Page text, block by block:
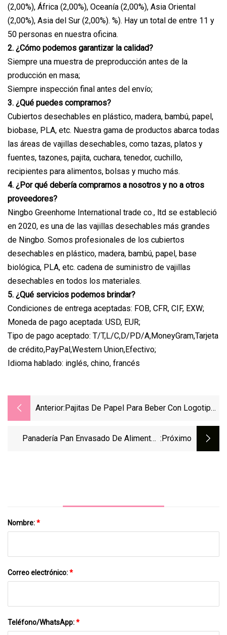
(2,00%), África (2,00%), Oceanía (2,00%), Asia Oriental
(2,00%), Asia del Sur (2,00%). %). Hay un total de entre 11 y
50 personas en nuestra oficina.
2. ¿Cómo podemos garantizar la calidad?
Siempre una muestra de preproducción antes de la
producción en masa;
Siempre inspección final antes del envío;
3. ¿Qué puedes comprarnos?
Cubiertos desechables en plástico, madera, bambú, papel,
biobase, PLA, etc. Nuestra gama de productos abarca todas
las áreas de vajillas desechables, como tazas, platos y
fuentes, tazones, pajita, cuchara, tenedor, cuchillo,
recipientes para alimentos, bolsas y mucho más.
4. ¿Por qué debería comprarnos a nosotros y no a otros
proveedores?
Ningbo Greenhome International trade co., ltd se estableció
en 2020, es una de las vajillas desechables más grandes
de Ningbo. Somos profesionales de los cubiertos
desechables en plástico, madera, bambú, papel, base
biológica, PLA, etc. cadena de suministro de vajillas
desechables en todos los materiales.
5. ¿Qué servicios podemos brindar?
Condiciones de entrega aceptadas: FOB, CFR, CIF, EXW;
Moneda de pago aceptada: USD, EUR;
Tipo de pago aceptado: T/T,L/C,D/PD/A,MoneyGram,Tarjeta
de crédito,PayPal,Western Union,Efectivo;
Idioma hablado: inglés, chino, francés
Anterior: Pajitas De Papel Para Beber Con Logotipo
Papel Kraft Agradable, Pajitas De Papel
Panadería Pan Envasado De Alimentos :próximo
Nombre:*
Correo electrónico:*
Teléfono/WhatsApp:*